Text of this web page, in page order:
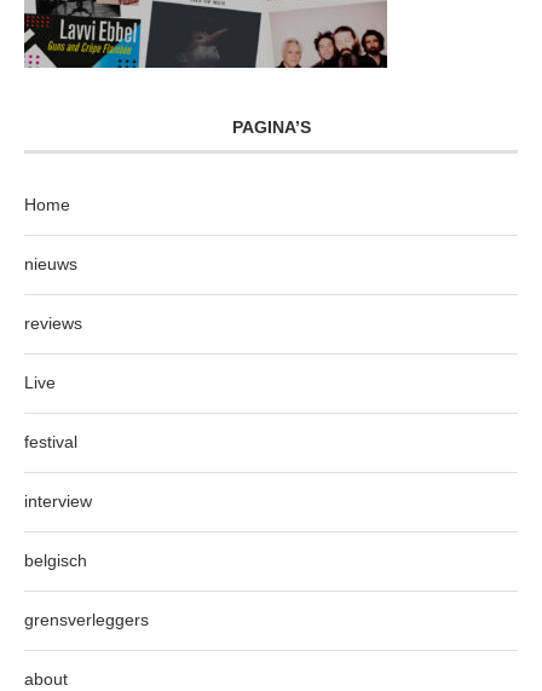
PAGINA’S
Home
nieuws
reviews
Live
festival
interview
belgisch
grensverleggers
about